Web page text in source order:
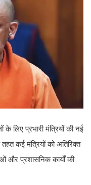
के लिए प्रभारी मंत्रियों की नई
कई मंत्रियों को अतिरिक्त
और प्रशासनिक कार्यों की